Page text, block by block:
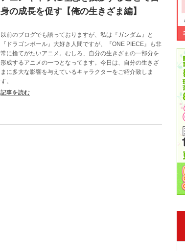
身の成長を促す【俺の生きざま編】
以前のブログでも語っておりますが、私は『ガンダム』と
『ドラゴンボール』大好き人間ですが、『ONE PIECE』も非
常に捨てがたいアニメ。むしろ、自分の生きざまの一部分を
形成するアニメの一つとなってます。今日は、自分の生きざ
まに多大な影響を与えているキャラクターをご紹介致しま
す。
記事を読む